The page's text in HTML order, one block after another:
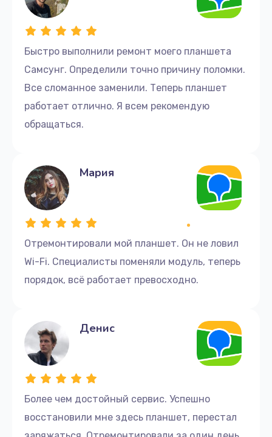
Быстро выполнили ремонт моего планшета
Самсунг. Определили точно причину поломки.
Все сломанное заменили. Теперь планшет
работает отлично. Я всем рекомендую
обращаться.
Отремонтировали мой планшет. Он не ловил
Wi-Fi. Специалисты поменяли модуль, теперь
порядок, всё работает превосходно.
Мария
Более чем достойный сервис. Успешно
восстановили мне здесь планшет, перестал
Денис